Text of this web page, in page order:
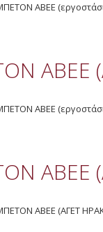
ΑΒΕΕ
ΑΒΕΕ
ΑΒΕΕ
ΑΒΕΕ
ΜΠΕΤΟΝ ΑΒΕΕ (ΑΓΕΤ